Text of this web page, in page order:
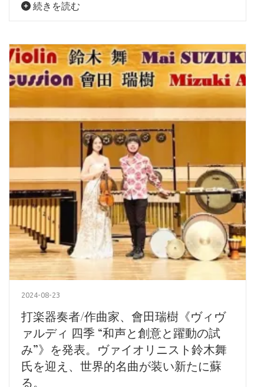
続きを読む
2024-08-23
打楽器奏者/作曲家、會田瑞樹《ヴィヴ
ァルディ 四季 “和声と創意と躍動の試
み”》を発表。ヴァイオリニスト鈴木舞
氏を迎え、世界的名曲が装い新たに蘇
る。